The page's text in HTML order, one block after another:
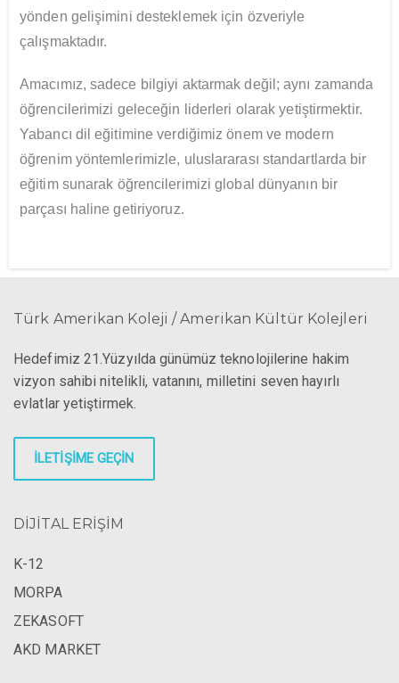
yönden gelişimini desteklemek için özveriyle
çalışmaktadır.
Amacımız, sadece bilgiyi aktarmak değil; aynı zamanda
öğrencilerimizi geleceğin liderleri olarak yetiştirmektir.
Yabancı dil eğitimine verdiğimiz önem ve modern
öğrenim yöntemlerimizle, uluslararası standartlarda bir
eğitim sunarak öğrencilerimizi global dünyanın bir
parçası haline getiriyoruz.
Türk Amerikan Koleji / Amerikan Kültür Kolejleri
Hedefimiz 21.Yüzyılda günümüz teknolojilerine hakim
vizyon sahibi nitelikli, vatanını, milletini seven hayırlı
evlatlar yetiştirmek.
İLETİŞİME GEÇİN
DİJİTAL ERİŞİM
K-12
MORPA
ZEKASOFT
AKD MARKET